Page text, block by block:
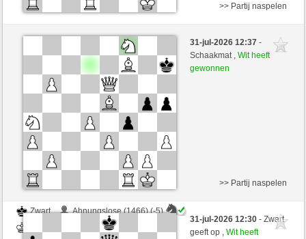
Zwart
NewbeeB (1303) (-2)
Simonio (1772) (+2)
Speelduur: 4 minutes/side + 0 seconds/move
Partij telt mee voor de ranglijst
>> Partij naspelen
31-jul-2026 12:37-
Schaakmat ,Wit heeft
gewonnen
Zwart
Ahnungslose (1466) (-5)
Simonio (1767) (+5)
>> Partij naspelen
31-jul-2026 12:30- Zwart
geeft op ,Wit heeft